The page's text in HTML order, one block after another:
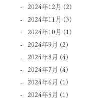
2024年12月 (2)
2024年11月 (3)
2024年10月 (1)
2024年9月 (2)
2024年8月 (4)
2024年7月 (4)
2024年6月 (1)
2024年5月 (1)